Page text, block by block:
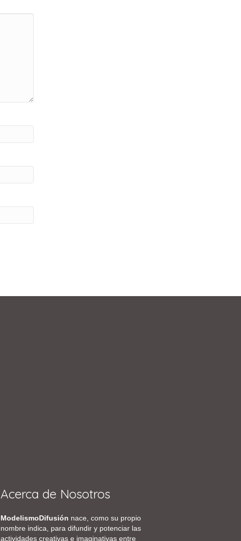
Acerca de Nosotros
ModelismoDifusión nace, como su propio
nombre indica, para difundir y potenciar las
actividades creativas e imaginativas entre